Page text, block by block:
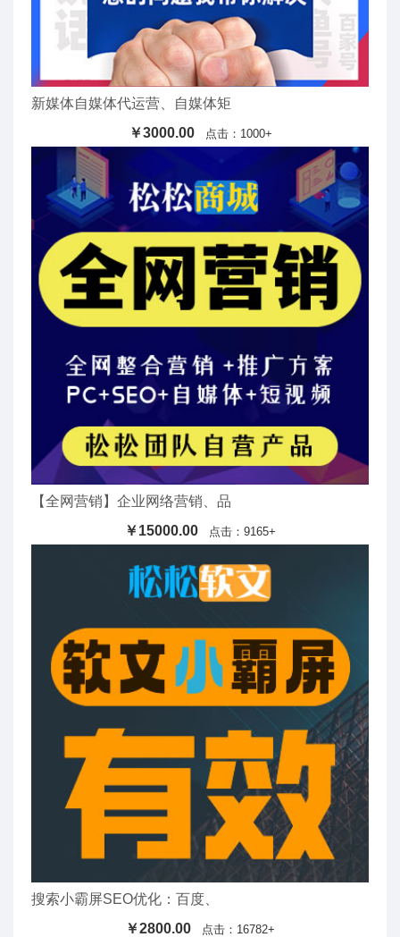
新媒体自媒体代运营、自媒体矩
￥3000.00
点击：1000+
【全网营销】企业网络营销、品
￥15000.00
点击：9165+
搜索小霸屏SEO优化：百度、
￥2800.00
点击：16782+